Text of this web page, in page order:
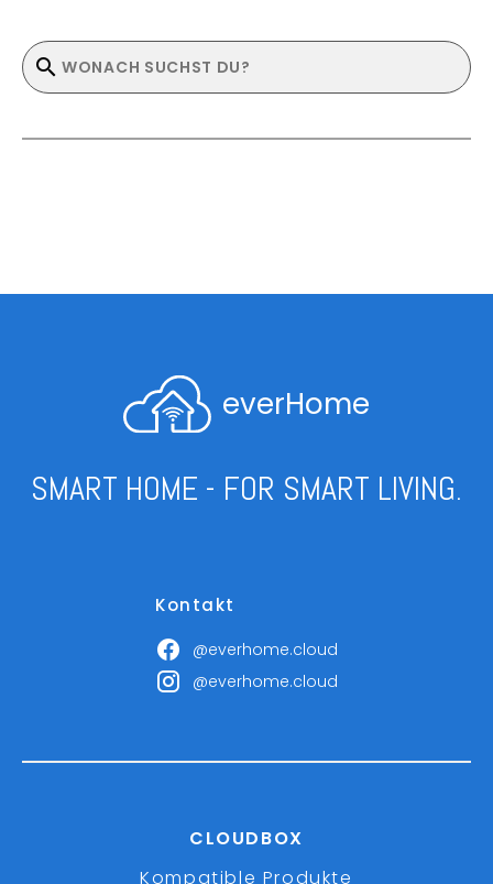
everHome
SMART HOME - FOR SMART LIVING.
Kontakt
@everhome.cloud
@everhome.cloud
CLOUDBOX
Kompatible Produkte